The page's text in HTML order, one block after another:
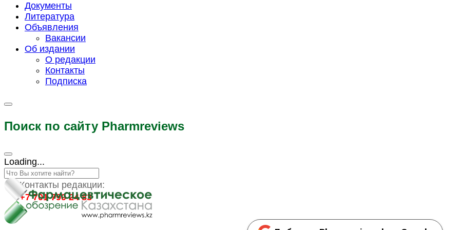
Документы
Литература
Объявления
Вакансии
Об издании
О редакции
Контакты
Подписка
Поиск по сайту Pharmreviews
Loading...
Контакты редакции:
+7 701 799 24 83